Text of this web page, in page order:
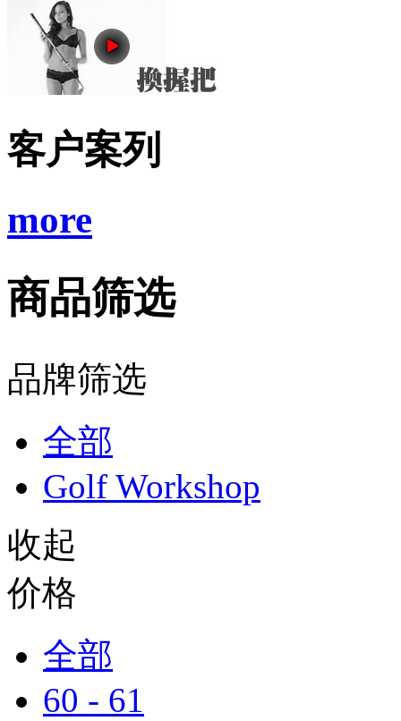
客户案列
more
商品筛选
品牌筛选
全部
Golf Workshop
收起
价格
全部
60 - 61